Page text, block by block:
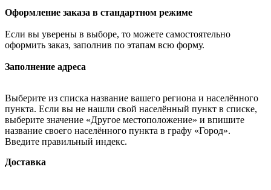
Оформление заказа в стандартном режиме
Если вы уверены в выборе, то можете самостоятельно
оформить заказ, заполнив по этапам всю форму.
Заполнение адреса
Выберите из списка название вашего региона и населённого
пункта. Если вы не нашли свой населённый пункт в списке,
выберите значение «Другое местоположение» и впишите
название своего населённого пункта в графу «Город».
Введите правильный индекс.
Доставка